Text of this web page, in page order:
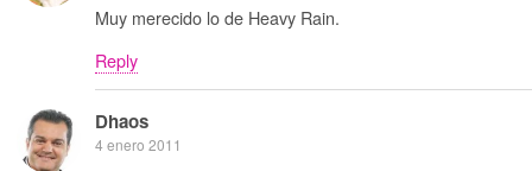
Muy merecido lo de Heavy Rain.
Reply
Dhaos
4 enero 2011